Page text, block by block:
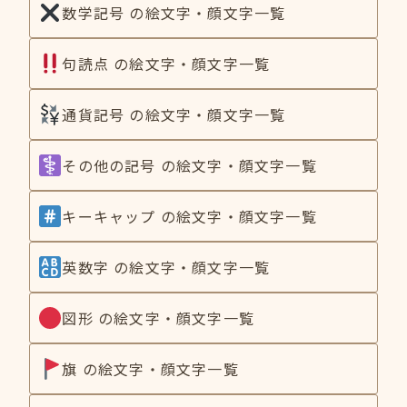
数学記号 の絵文字・顔文字一覧
句読点 の絵文字・顔文字一覧
通貨記号 の絵文字・顔文字一覧
その他の記号 の絵文字・顔文字一覧
キーキャップ の絵文字・顔文字一覧
英数字 の絵文字・顔文字一覧
図形 の絵文字・顔文字一覧
旗 の絵文字・顔文字一覧